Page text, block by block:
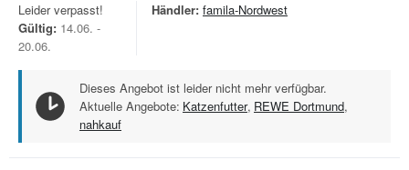
Leider verpasst!
Gültig: 14.06. -
20.06.
Händler: famila-Nordwest
Dieses Angebot ist leider nicht mehr verfügbar.
Aktuelle Angebote: Katzenfutter, REWE Dortmund,
nahkauf